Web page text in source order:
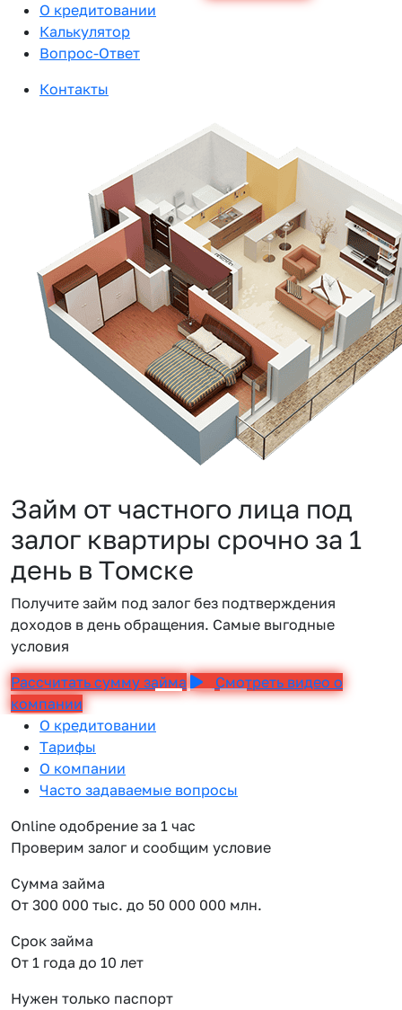
О кредитовании
Калькулятор
Вопрос-Ответ
Контакты
Займ от частного лица под
залог квартиры срочно за 1
день в Томске
Получите займ под залог без подтверждения
доходов в день обращения. Самые выгодные
условия
Рассчитать сумму займа
Смотреть видео о
компании
О кредитовании
Тарифы
О компании
Часто задаваемые вопросы
Online одобрение за 1 час
Проверим залог и сообщим условие
Сумма займа
От 300 000 тыс. до 50 000 000 млн.
Срок займа
От 1 года до 10 лет
Нужен только паспорт